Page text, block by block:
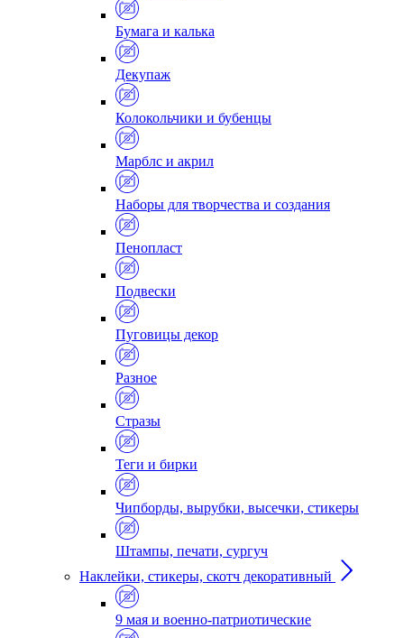
Бумага и калька
Декупаж
Колокольчики и бубенцы
Марблс и акрил
Наборы для творчества и создания
Пенопласт
Подвески
Пуговицы декор
Разное
Стразы
Теги и бирки
Чипборды, вырубки, высечки, стикеры
Штампы, печати, сургуч
Наклейки, стикеры, скотч декоративный
9 мая и военно-патриотические